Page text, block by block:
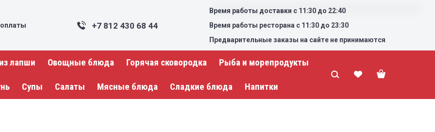
+7 812 430 68 44
Время работы доставки с 11:30 до 22:40
Время работы ресторана с 11:30 до 23:30
Предварительные заказы на сайте не принимаются
лапши Овощные блюда Горячая сковородка Рыба и морепродукты
Супы Салаты Мясные блюда Сладкие блюда Напитки